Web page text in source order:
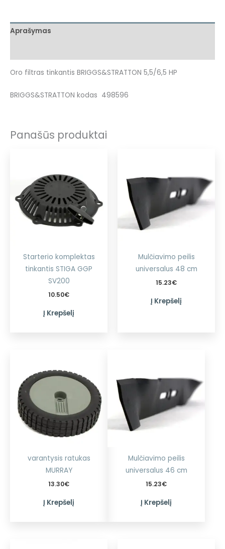
Aprašymas
Oro filtras tinkantis BRIGGS&STRATTON 5,5/6,5 HP
BRIGGS&STRATTON kodas 498596
Panašūs produktai
Starterio komplektas
tinkantis STIGA GGP
SV200
10.50€
Į Krepšelį
Mulčiavimo peilis
universalus 48 cm
15.23€
Į Krepšelį
varantysis ratukas
MURRAY
13.30€
Į Krepšelį
Mulčiavimo peilis
universalus 46 cm
15.23€
Į Krepšelį